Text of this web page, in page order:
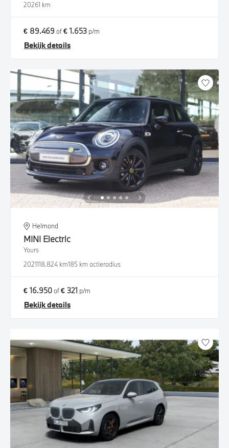
20261 km
€ 89.469 of€ 1.653 p/m
Bekijk details
Helmond
MINI Electric
Yours
2021118.824 km185 km actieradius
€ 16.950of€ 321 p/m
Bekijk details